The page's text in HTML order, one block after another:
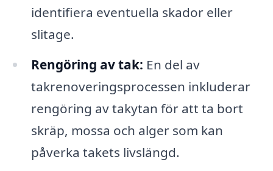
identifiera eventuella skador eller
slitage.
Rengöring av tak: En del av
takrenoveringsprocessen inkluderar
rengöring av takytan för att ta bort
skräp, mossa och alger som kan
påverka takets livslängd.